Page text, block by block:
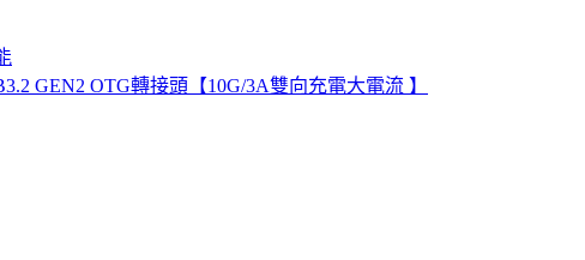
GEN2 OTG轉接頭【10G/3A雙向充電大電流 】